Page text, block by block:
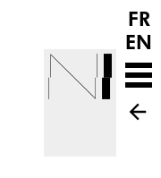
FR
EN